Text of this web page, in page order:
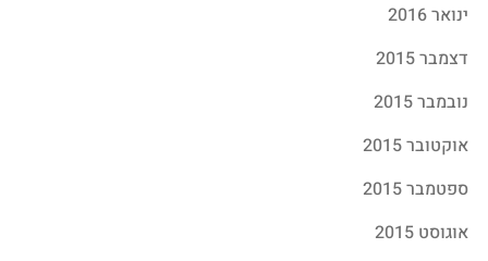
ינואר 2016
דצמבר 2015
נובמבר 2015
אוקטובר 2015
ספטמבר 2015
אוגוסט 2015